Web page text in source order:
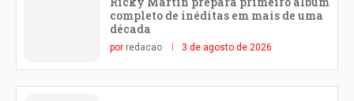
completo de inéditas em mais de uma
década
por redacao 3 de agosto de 2026